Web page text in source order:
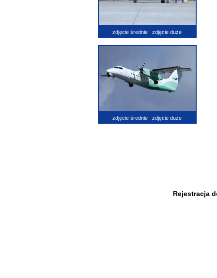
zdjęcie średnie zdjęcie duże
zdjęcie średnie zdjęcie duże
Rejestracja